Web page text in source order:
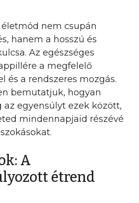
életmód nem csupán
hanem a hosszú és
Az egészséges
a megfelelő
és a rendszeres mozgás.
bemutatjuk, hogyan
egyensúlyt ezek között,
mindennapjaid részévé
A
étrend